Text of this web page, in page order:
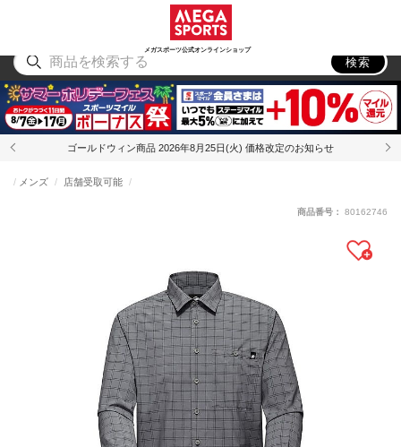
メガスポーツ公式オンラインショップ
アウトドア
検索
ゴールドウィン商品 2026年8月25日(火) 価格改定のお知らせ
メンズ 店舗受取可能
商品番号： 80162746